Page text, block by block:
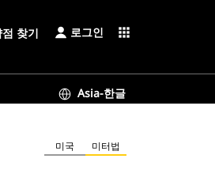
찾기 로그인 apps
Asia-한글
미국 미터법